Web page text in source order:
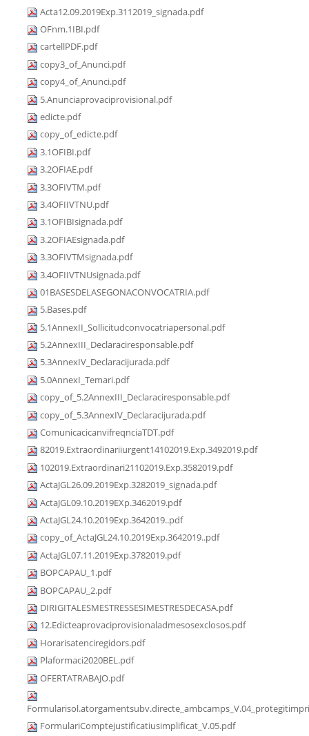
Acta12.09.2019Exp.3112019_signada.pdf
OFnm.1IBI.pdf
cartellPDF.pdf
copy3_of_Anunci.pdf
copy4_of_Anunci.pdf
5.Anunciaprovaciprovisional.pdf
edicte.pdf
copy_of_edicte.pdf
3.1OFIBI.pdf
3.2OFIAE.pdf
3.3OFIVTM.pdf
3.4OFIIVTNU.pdf
3.1OFIBIsignada.pdf
3.2OFIAEsignada.pdf
3.3OFIVTMsignada.pdf
3.4OFIIVTNUsignada.pdf
01BASESDELASEGONACONVOCATRIA.pdf
5.Bases.pdf
5.1AnnexII_Sollicitudconvocatriapersonal.pdf
5.2AnnexIII_Declaraciresponsable.pdf
5.3AnnexIV_Declaracijurada.pdf
5.0AnnexI_Temari.pdf
copy_of_5.2AnnexIII_Declaraciresponsable.pdf
copy_of_5.3AnnexIV_Declaracijurada.pdf
ComunicacicanvifreqnciaTDT.pdf
82019.Extraordinariiurgent14102019.Exp.3492019.pdf
102019.Extraordinari21102019.Exp.3582019.pdf
ActaJGL26.09.2019Exp.3282019_signada.pdf
ActaJGL09.10.2019EXp.3462019.pdf
ActaJGL24.10.2019Exp.3642019..pdf
copy_of_ActaJGL24.10.2019Exp.3642019..pdf
ActaJGL07.11.2019Exp.3782019.pdf
BOPCAPAU_1.pdf
BOPCAPAU_2.pdf
DIRIGITALESMESTRESSESIMESTRESDECASA.pdf
12.Edicteaprovaciprovisionaladmesosexclosos.pdf
Horarisatenciregidors.pdf
Plaformaci2020BEL.pdf
OFERTATRABAJO.pdf
FormulariComptejustificatiusimplificat_V.05.pdf